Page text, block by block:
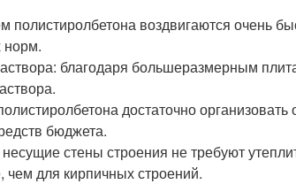
воздвигаются очень
норм.
благодаря большеразмерным
достаточно организовать
бюджета.
стены строения не требуют
чем для кирпичных строений.